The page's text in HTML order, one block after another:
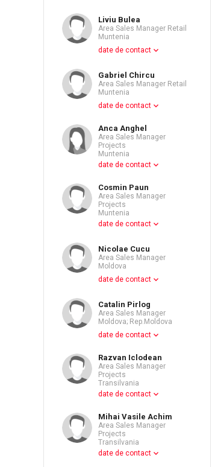
Liviu Bulea
Area Sales Manager Retail
Muntenia
date de contact
Gabriel Chircu
Area Sales Manager Retail
Muntenia
date de contact
Anca Anghel
Area Sales Manager
Projects
Muntenia
date de contact
Cosmin Paun
Area Sales Manager
Projects
Muntenia
date de contact
Nicolae Cucu
Area Sales Manager
Moldova
date de contact
Catalin Pirlog
Area Sales Manager
Moldova; Rep.Moldova
date de contact
Razvan Iclodean
Area Sales Manager
Projects
Transilvania
date de contact
Mihai Vasile Achim
Area Sales Manager
Projects
Transilvania
date de contact